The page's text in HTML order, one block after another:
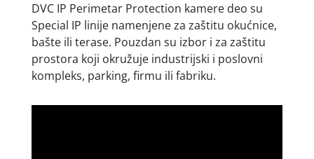
DVC IP Perimetar Protection kamere deo su
Special IP linije namenjene za zaštitu okućnice,
bašte ili terase. Pouzdan su izbor i za zaštitu
prostora koji okružuje industrijski i poslovni
kompleks, parking, firmu ili fabriku.